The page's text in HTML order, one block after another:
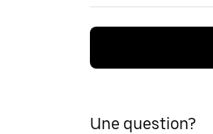
Une question?